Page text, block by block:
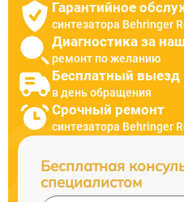
Гарантийное
синтезатора Behringer
Диагностика за
ремонт по желанию
Бесплатный выезд
в день обращения
Срочный ремонт
синтезатора Behringer
Бесплатная
специалистом